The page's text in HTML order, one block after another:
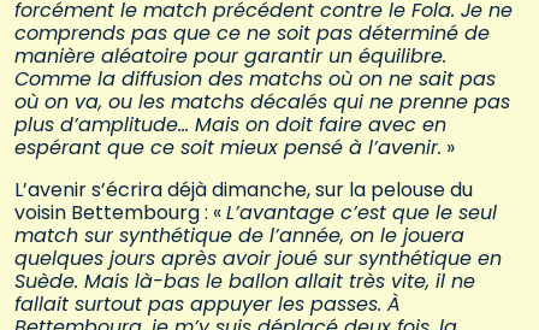
forcément le match précédent contre le Fola. Je ne
comprends pas que ce ne soit pas déterminé de
manière aléatoire pour garantir un équilibre.
Comme la diffusion des matchs où on ne sait pas
où on va, ou les matchs décalés qui ne prenne pas
plus d’amplitude… Mais on doit faire avec en
espérant que ce soit mieux pensé à l’avenir. »
L’avenir s’écrira déjà dimanche, sur la pelouse du
voisin Bettembourg : «L’avantage c’est que le seul
match sur synthétique de l’année, on le jouera
quelques jours après avoir joué sur synthétique en
Suède. Mais là-bas le ballon allait très vite, il ne
fallait surtout pas appuyer les passes. À